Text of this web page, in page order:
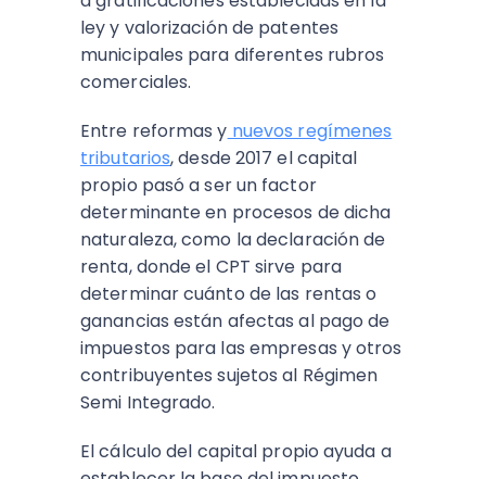
ley y valorización de patentes
municipales para diferentes rubros
comerciales.
Entre reformas y nuevos regímenes
tributarios, desde 2017 elcapital
propio pasó a ser un factor
determinante en procesos de dicha
naturaleza, como la declaración de
renta, donde el CPT sirve para
determinar cuánto de las rentas o
ganancias están afectas al pago de
impuestos para las empresas y otros
contribuyentes sujetos al Régimen
Semi Integrado.
Elcálculo del capital propio ayuda a